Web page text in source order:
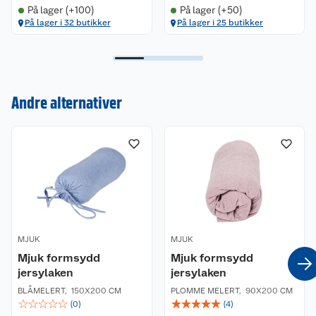
På lager (+100)
På lager i 32 butikker
På lager (+50)
På lager i 25 butikker
Andre alternativer
MJUK
Mjuk formsydd
jersylaken
BLÅMELERT, 150X200 CM
☆☆☆☆☆ (0)
MJUK
Mjuk formsydd
jersylaken
PLOMME MELERT, 90X200 CM
☆☆☆☆☆ (4)
Om oss
Våre butikker
Coop kjeder
Ledige stillinger
Kontakt oss
Angre- og returrett
Reklamasjon og garanti
Betalingsalternativer
Leveringsalternativer
Åpent kjøp